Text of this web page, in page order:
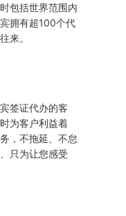
包括世界范围内
拥有超100个代
来。
签证代办的客
为客户利益着
，不拖延、不怠
只为让您感受